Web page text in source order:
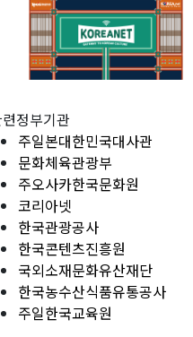
정부기관
주일본대한민국대사관
문화체육관광부
주오사카한국문화원
코리아넷
한국관광공사
한국콘텐츠진흥원
국외소재문화유산재단
한국농수산식품유통공사
주일한국교육원